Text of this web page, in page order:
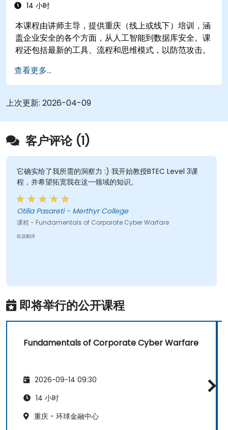
14 小时
本课程由讲师主导，提供重庆（线上或线下）培训，涵
盖企业安全的各个方面，从人工智能到数据库安全。课
程还包括最新的工具、流程和思维模式，以防范攻击。
查看更多...
上次更新: 2026-04-09
客户评论 (1)
它确实给了我所需的洞察力 :) 我开始教授BTEC Level 3课
程，并希望拓宽我在这一领域的知识。
Otilia Pasareti - Merthyr College
课程 - Fundamentals of Corporate Cyber Warfare
机器翻译
即将举行的公开课程
Fundamentals of Corporate Cyber Warfare
2026-09-14 09:30
14 小时
重庆 - 环球金融中心